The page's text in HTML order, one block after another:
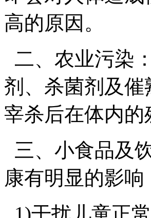
高的原因。
二、农业污染
剂、杀菌剂及
宰杀后在体内
三、小食品及
康有明显的影
1)干扰儿童正